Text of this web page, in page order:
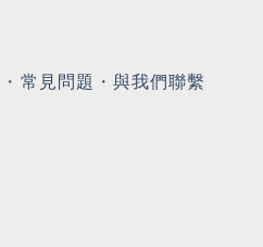
・ 常見問題 ・與我們聯繫